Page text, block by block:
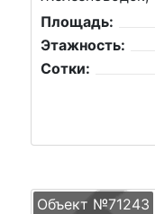
Площадь:
Этажность:
Сотки:
Объект №71243